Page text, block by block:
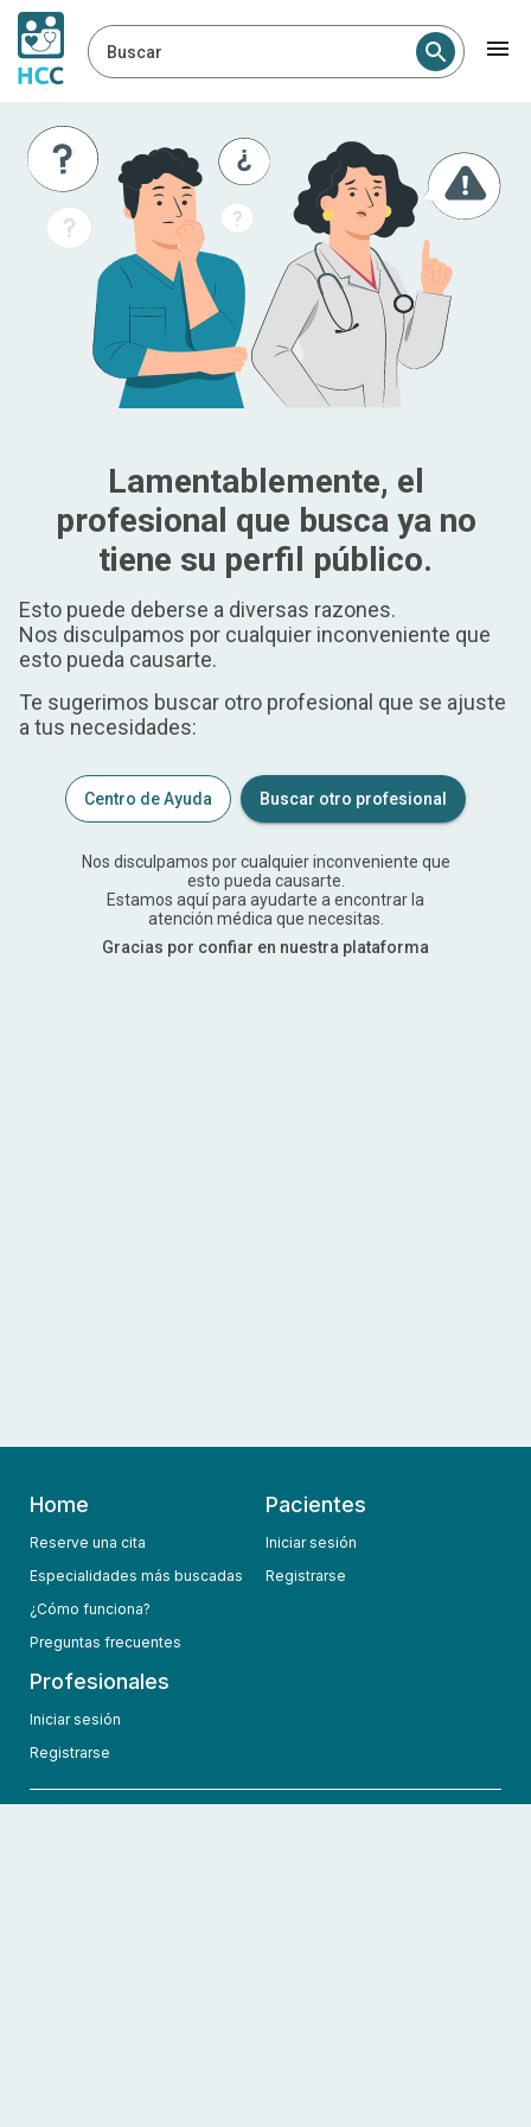
Buscar
Lamentablemente, el
profesional que busca ya no
tiene su perfil público.
Esto puede deberse a diversas razones.
Nos disculpamos por cualquier inconveniente que
esto pueda causarte.
Te sugerimos buscar otro profesional que se ajuste
a tus necesidades:
Centro de Ayuda Buscar otro profesional
Nos disculpamos por cualquier inconveniente que
esto pueda causarte.
Estamos aquí para ayudarte a encontrar la
atención médica que necesitas.
Gracias por confiar en nuestra plataforma
Home
Reserve una cita
Especialidades más buscadas
¿Cómo funciona?
Preguntas frecuentes
Pacientes
Iniciar sesión
Registrarse
Profesionales
Iniciar sesión
Registrarse